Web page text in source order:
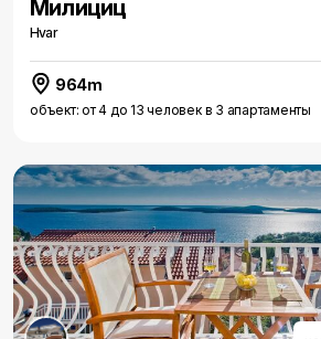
Милициц
Hvar
964m
объект: от 4 до 13 человек в 3 апартаменты